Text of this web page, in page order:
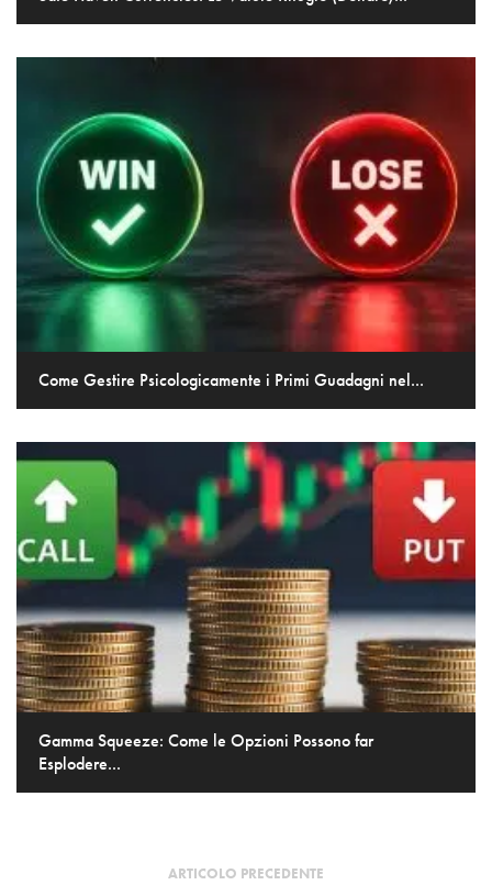
Come Gestire Psicologicamente i Primi Guadagni nel...
Gamma Squeeze: Come le Opzioni Possono far
Esplodere...
ARTICOLO PRECEDENTE